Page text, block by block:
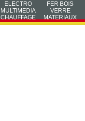
ELECTRO
MULTIMEDIA
CHAUFFAGE
FER BOIS
VERRE
MATERIAUX